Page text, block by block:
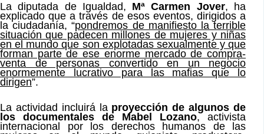
La diputada de Igualdad, Mª Carmen Jover, ha
explicado que a través de esos eventos, dirigidos a
la ciudadanía, “pondremos de manifiesto la terrible
situación que padecen millones de mujeres y niñas
en el mundo que son explotadas sexualmente y que
forman parte de ese enorme mercado de compra-
venta de personas convertido en un negocio
enormemente lucrativo para las mafias que lo
dirigen”.
La actividad incluirá la proyección de algunos de
los documentales de Mabel Lozano, activista
internacional por los derechos humanos de las